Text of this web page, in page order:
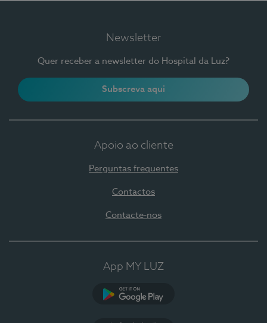
Newsletter
Quer receber a newsletter do Hospital da Luz?
Subscreva aqui
Apoio ao cliente
Perguntas frequentes
Contactos
Contacte-nos
App MY LUZ